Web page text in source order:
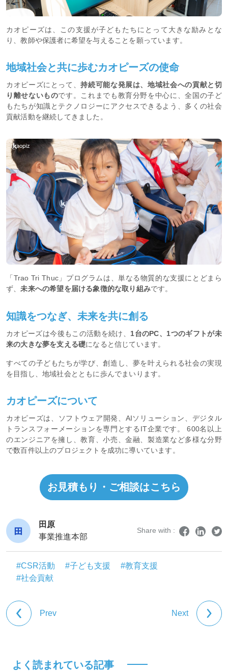
カオピーズは、この支援が子どもたちにとって大きな励みとな
り、教師や保護者に希望を与えることを願っています。
地域社会と共に歩むカオピーズの使命
カオピーズにとって、持続可能な発展は、地域社会への貢献と切
り離せないものです。これまでも教育分野を中心に、全国の子ど
もたちが知識とテクノロジーにアクセスできるよう、多くの社会
貢献活動を継続してきました。
「Trao Tri Thuc」プログラムは、単なる物質的な支援にとどまら
ず、未来への希望を届ける象徴的な取り組みです。
知識をつなぎ、未来を共に創る
カオピーズは今後もこの活動を続け、 1台のPC、1つのギフトが未
来の大きな夢を支える礎になると信じています。
すべての子どもたちが学び、創造し、夢を叶えられる社会の実現
を目指し、地域社会とともに歩んでまいります。
カオピーズについて
カオピーズは、ソフトウェア開発、AIソリューション、デジタル
トランスフォーメーションを専門とするIT企業です。 600名以上
のエンジニアを擁し、教育、小売、金融、製造業など多様な分野
で数百件以上のプロジェクトを成功に導いています。
お見積もり・ご相談はこちら
田原
事業推進本部
Share with :
#CSR活動 #子ども支援
#教育支援
#社会貢献
Prev Next
よく読まれている記事